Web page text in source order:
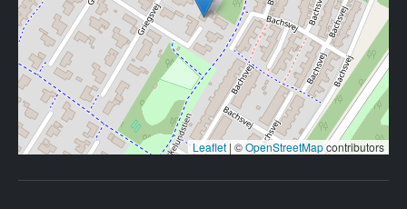
Leaflet | ©OpenStreetMapcontributors